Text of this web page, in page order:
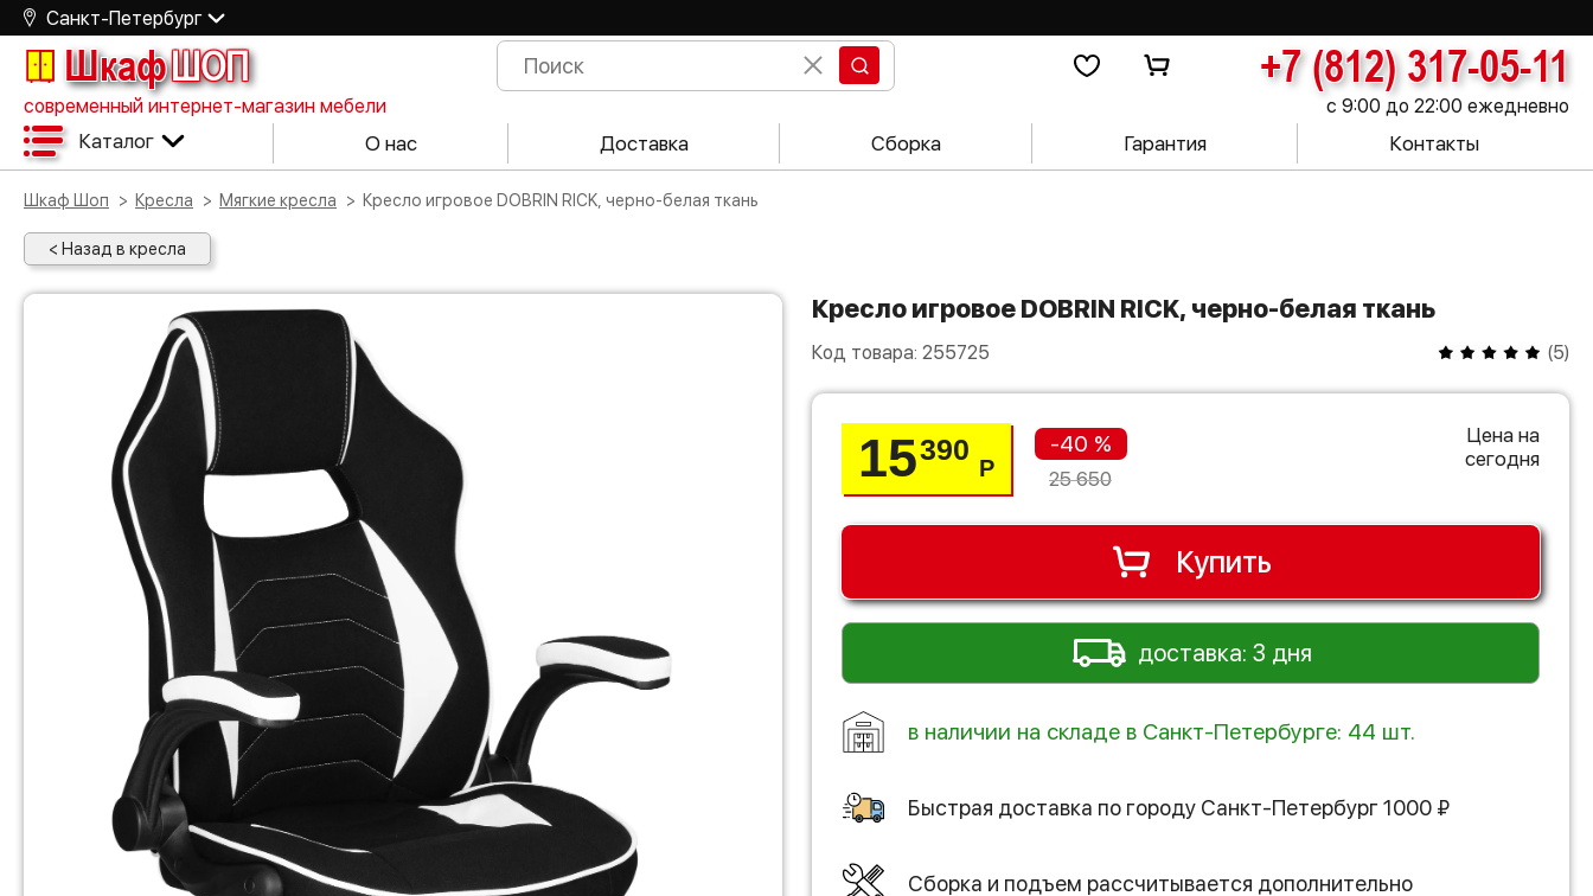
Санкт-Петербург
ШкафШОП +7 (812) 317-05-11
современный интернет-магазин мебели с 9:00 до 22:00 ежедневно
Каталог О нас Доставка Сборка Гарантия Контакты
Шкаф Шоп Кресла Мягкие кресла Кресло игровое DOBRIN RICK, черно-белая ткань
< Назад в кресла
Кресло игровое DOBRIN RICK, черно-белая ткань
Код товара: 255725 (5)
15390
Р
-40 %
25 650
Цена на
сегодня
Купить
доставка: 3 дня
в наличии на складе в Санкт-Петербурге: 44 шт.
Быстрая доставка по городу Санкт-Петербург 1000 ₽
Сборка и подъем рассчитывается дополнительно